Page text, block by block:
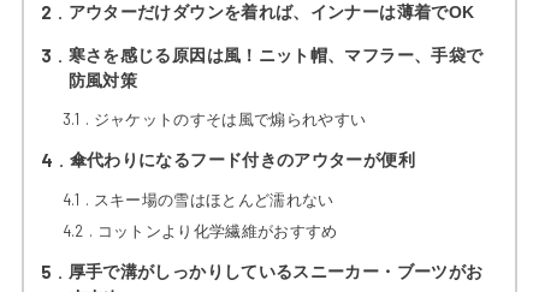
2 アウターだけダウンを着れば、インナーは薄着でOK
3
寒さを感じる原因は風！ニット帽、マフラー、手袋で
防風対策
3.1
ジャケットのすそは風で煽られやすい
4 傘代わりになるフード付きのアウターが便利
4.1 スキー場の雪はほとんど濡れない
4.2 コットンより化学繊維がおすすめ
5
厚手で溝がしっかりしているスニーカー・ブーツがお